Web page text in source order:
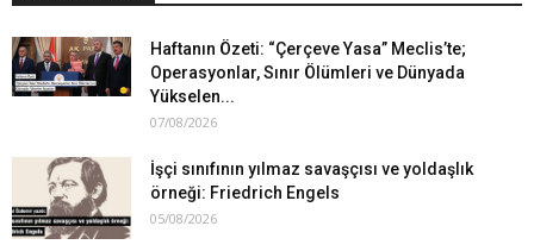
Haftanın Özeti: “Çerçeve Yasa” Meclis’te;
Operasyonlar, Sınır Ölümleri ve Dünyada
Yükselen...
07/08/2026
İşçi sınıfının yılmaz savaşçısı ve yoldaşlık
örneği: Friedrich Engels
05/08/2026